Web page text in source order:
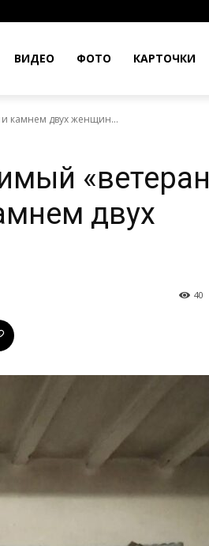
ВИДЕО ФОТО КАРТОЧКИ
камнем двух женщин...
«ветеран
двух
40